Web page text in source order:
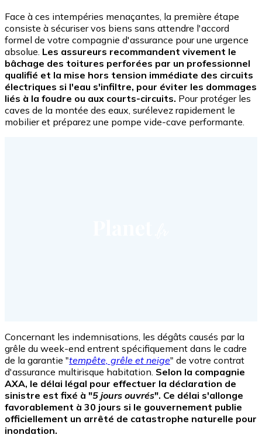
Face à ces intempéries menaçantes, la première étape
consiste à sécuriser vos biens sans attendre l'accord
formel de votre compagnie d'assurance pour une urgence
absolue. Les assureurs recommandent vivement le
bâchage des toitures perforées par un professionnel
qualifié et la mise hors tension immédiate des circuits
électriques si l'eau s'infiltre, pour éviter les dommages
liés à la foudre ou aux courts-circuits. Pour protéger les
caves de la montée des eaux, surélevez rapidement le
mobilier et préparez une pompe vide-cave performante.
Concernant les indemnisations, les dégâts causés par la
grêle du week-end entrent spécifiquement dans le cadre
de la garantie "tempête, grêle et neige" de votre contrat
d'assurance multirisque habitation. Selon la compagnie
AXA, le délai légal pour effectuer la déclaration de
sinistre est fixé à "5 jours ouvrés". Ce délai s'allonge
favorablement à 30 jours si le gouvernement publie
officiellement un arrêté de catastrophe naturelle pour
inondation.